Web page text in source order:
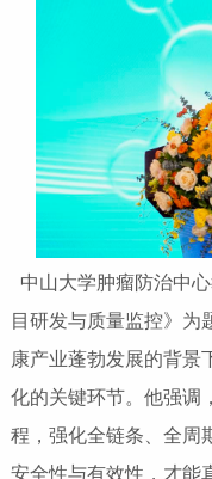
中山大学肿瘤防治中
目研发与质量监控》为
康产业蓬勃发展的背景
化的关键环节。他强调
程，强化全链条、全周
安全性与有效性，才能